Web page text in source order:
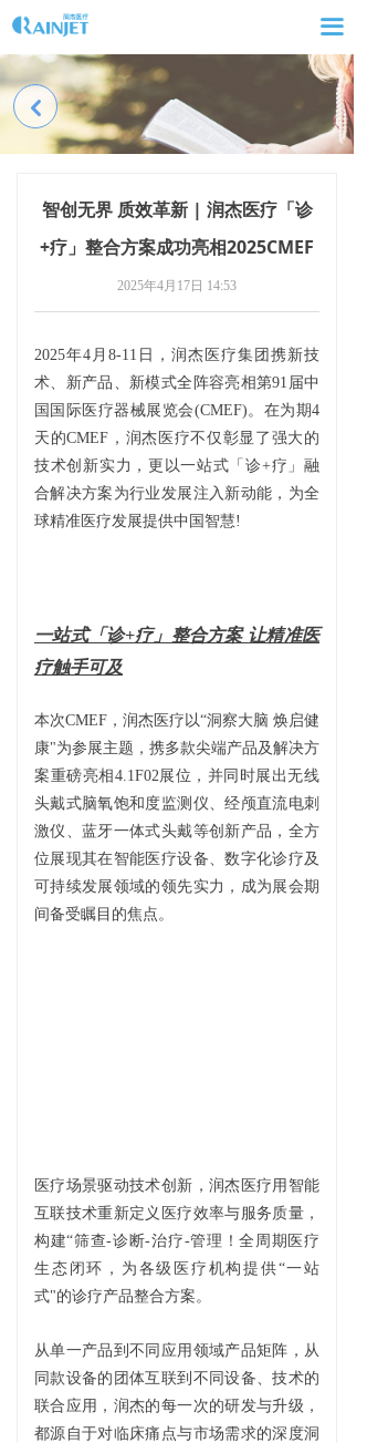
끀
网站首页
走进润杰
产品及解决方案
服务与支持
智创无界 质效革新 | 润杰医疗「诊
+疗」整合方案成功亮相2025CMEF
2025年4月8-11日，润杰医疗集团携新技
术、新产品、新模式全阵容亮相第91届中
国国际医疗器械展览会(CMEF)。在为期4
天的CMEF，润杰医疗不仅彰显了强大的
技术创新实力，更以一站式「诊+疗」融
合解决方案为行业发展注入新动能，为全
球精准医疗发展提供中国智慧!
一站式「诊+疗」整合方案 让精准医
疗触手可及
本次CMEF，润杰医疗以“洞察大脑 焕启健
康"为参展主题，携多款尖端产品及解决方
案重磅亮相4.1F02展位，并同时展出无线
头戴式脑氧饱和度监测仪、经颅直流电刺
激仪、蓝牙一体式头戴等创新产品，全方
位展现其在智能医疗设备、数字化诊疗及
可持续发展领域的领先实力，成为展会期
间备受瞩目的焦点。
医疗场景驱动技术创新，润杰医疗用智能
互联技术重新定义医疗效率与服务质量，
构建“筛查-诊断-治疗-管理！全周期医疗
生态闭环，为各级医疗机构提供“一站
式"的诊疗产品整合方案。
从单一产品到不同应用领域产品矩阵，从
同款设备的团体互联到不同设备、技术的
联合应用，润杰的每一次的研发与升级，
都源自于对临床痛点与市场需求的深度洞
2025年4月17日 14:53
낒